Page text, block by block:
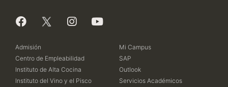
Admisión
Centro de Empleabilidad
Instituto de Alta Cocina
Instituto del Vino y el Pisco
Mi Campus
SAP
Outlook
Servicios Académicos